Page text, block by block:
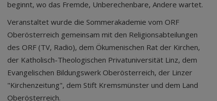
beginnt, wo das Fremde, Unberechenbare, Andere wartet.
Veranstaltet wurde die Sommerakademie vom ORF
Oberösterreich gemeinsam mit den Religionsabteilungen
des ORF (TV, Radio), dem Ökumenischen Rat der Kirchen,
der Katholisch-Theologischen Privatuniversität Linz, dem
Evangelischen Bildungswerk Oberösterreich, der Linzer
"Kirchenzeitung", dem Stift Kremsmünster und dem Land
Oberösterreich.